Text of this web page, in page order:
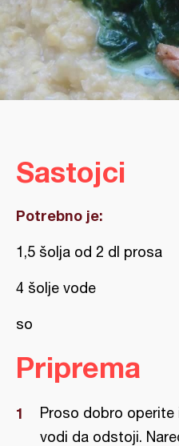
Sastojci
Potrebno je:
1,5 šolja od 2 dl prosa
4 šolje vode
so
Priprema
Proso dobro
vodi da odstoji.